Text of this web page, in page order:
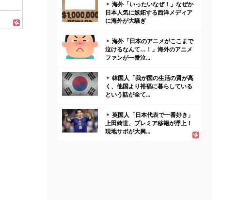
海外「いったいなぜ！」なぜか
日本人気に嫉妬する西洋メディア
に海外が大騒ぎ
海外「日本のアニメがここまで
泣けるなんて…！」海外のアニメ
ファンが一番泣...
韓国人「我が国の生活の質が高
く、他国より裕福に暮らしている
という話が全て...
英国人「日本代表で一番好き」
上田綺世、プレミア移籍が浮上！
現地サポが大興...